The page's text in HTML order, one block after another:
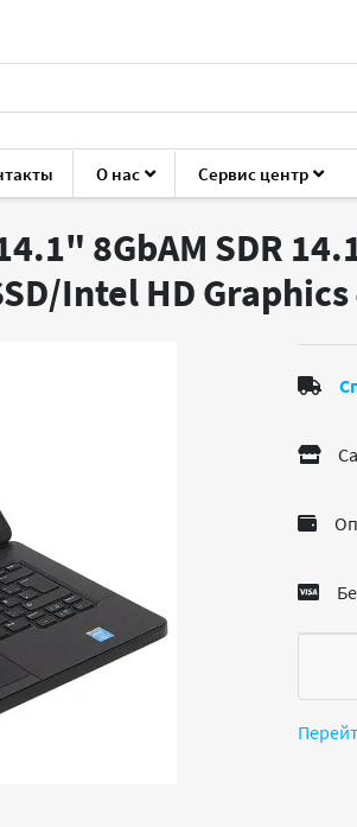
О нас Сервис центр
14.1" 8GbAM SDR
8GbAM SDR
Intel HD